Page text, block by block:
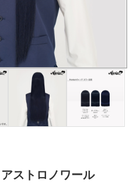
ストロノワール